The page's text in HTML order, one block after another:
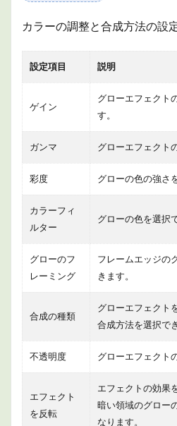
カラーの調整と合成方法の設
設定項目 説明
ゲイン
グローエフェクト
す。
ガンマ グローエフェクト
彩度 グローの色の強さ
カラーフィ
ルター
グローの色を選択
グローのフ
レーミング
フレームエッジの
きます。
合成の種類
グローエフェクト
合成方法を選択で
不透明度 グローエフェクト
エフェクト
を反転
エフェクトの効果
暗い領域のグロー
なります。